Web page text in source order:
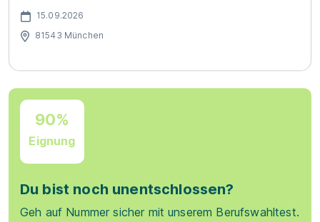
15.09.2026
81543 München
90%
Eignung
Du bist noch unentschlossen?
Geh auf Nummer sicher mit unserem Berufswahltest.